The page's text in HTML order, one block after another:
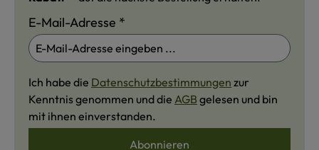
E-Mail-Adresse *
Ich habe die Datenschutzbestimmungen zur
Kenntnis genommen und die AGB gelesen und bin
mit ihnen einverstanden.
Abonnieren